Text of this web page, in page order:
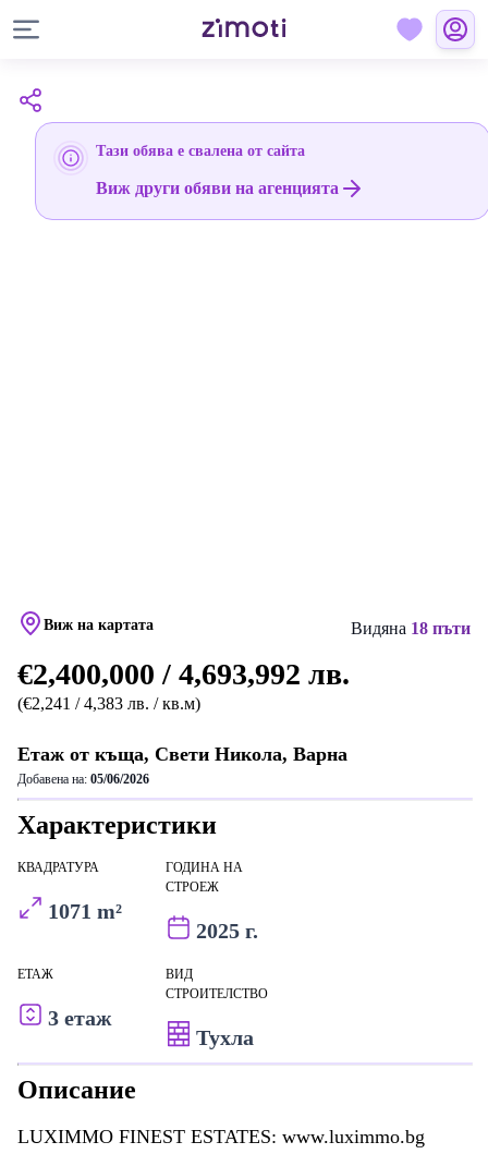
Тази обява е свалена от сайта
Виж други обяви на агенцията
Виж на картата Видяна 18 пъти
€2,400,000 / 4,693,992 лв.
(€2,241 / 4,383 лв. / кв.м)
Етаж от къща, Свети Никола, Варна
Добавена на: 05/06/2026
Характеристики
КВАДРАТУРА
1071 m²
ГОДИНА НА
СТРОЕЖ
2025 г.
ЕТАЖ
3 етаж
ВИД
СТРОИТЕЛСТВО
Тухла
Описание
LUXIMMO FINEST ESTATES: www.luximmo.bg